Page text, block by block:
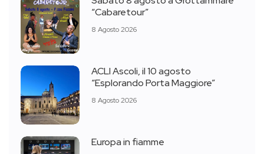
“Cabaretour”
8 Agosto 2026
ACLI Ascoli, il 10 agosto
“Esplorando Porta Maggiore”
8 Agosto 2026
Europa in fiamme